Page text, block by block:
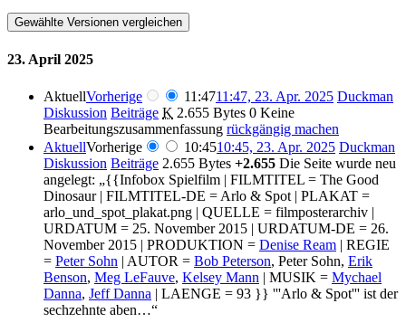
23. April 2025
AktuellVorherige 11:4711:47, 23. Apr. 2025 Duckman
Diskussion Beiträge K 2.655 Bytes 0 Keine
Bearbeitungszusammenfassung rückgängig machen
AktuellVorherige 10:4510:45, 23. Apr. 2025 Duckman
Diskussion Beiträge 2.655 Bytes +2.655 Die Seite wurde neu
angelegt: „{{Infobox Spielfilm | FILMTITEL = The Good
Dinosaur | FILMTITEL-DE = Arlo & Spot | PLAKAT =
arlo_und_spot_plakat.png | QUELLE = filmposterarchiv |
URDATUM = 25. November 2015 | URDATUM-DE = 26.
November 2015 | PRODUKTION = Denise Ream | REGIE
= Peter Sohn | AUTOR = Bob Peterson, Peter Sohn, Erik
Benson, Meg LeFauve, Kelsey Mann | MUSIK = Mychael
Danna, Jeff Danna | LAENGE = 93 }} '''Arlo & Spot''' ist der
sechzehnte aben…“